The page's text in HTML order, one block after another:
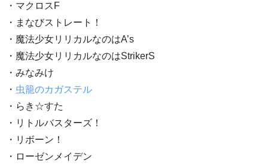
・マクロスF
・まなびストレート！
・魔法少女リリカルなのはA’s
・魔法少女リリカルなのはStrikerS
・みなみけ
・ 虫籠のカガステル
・らき☆すた
・リトルバスターズ！
・リボーン！
・ローゼンメイデン